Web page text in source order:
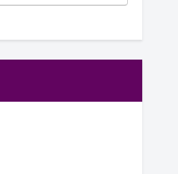
、古代ギリシャ人の世界